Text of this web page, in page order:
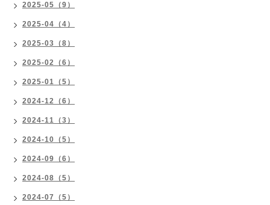
2025-05（9）
2025-04（4）
2025-03（8）
2025-02（6）
2025-01（5）
2024-12（6）
2024-11（3）
2024-10（5）
2024-09（6）
2024-08（5）
2024-07（5）